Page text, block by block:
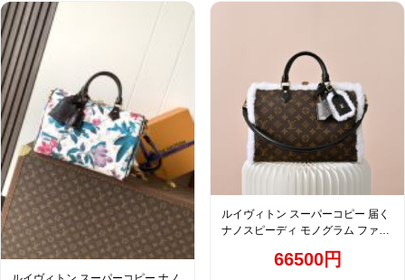
ルイヴィトン スーパーコピー 届く
ナノスピーディ モノグラム ファー
66500円